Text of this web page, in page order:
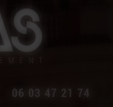
06 03 47 21 74